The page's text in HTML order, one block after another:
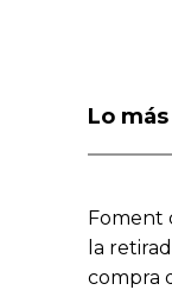
Lo
Foment
la
compra